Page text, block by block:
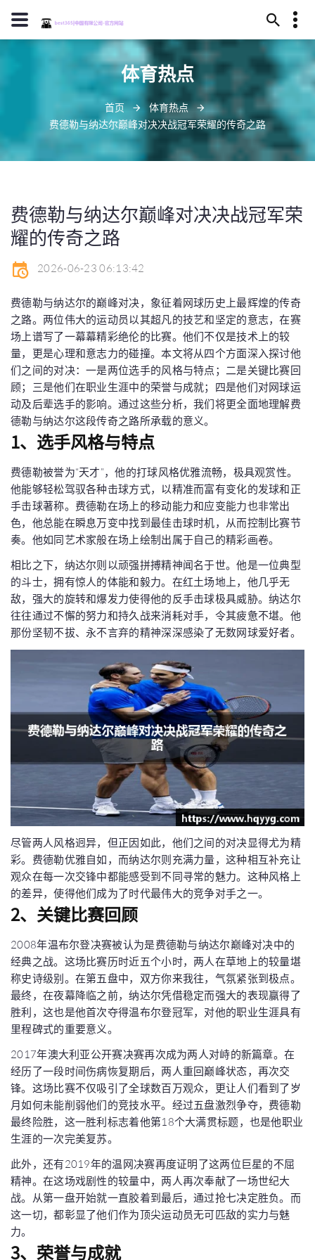
15245130657
陇南市括某之森253号
dobgcp@gmail.com
体育热点
首页
体育热点
费德勒与纳达尔巅峰对决决战冠军荣耀的传奇之路
费德勒与纳达尔巅峰对决决战冠军荣
耀的传奇之路
2026-06-23 06:13:42
费德勒与纳达尔的巅峰对决，象征着网球历史上最辉煌的传奇
之路。两位伟大的运动员以其超凡的技艺和坚定的意志，在赛
场上谱写了一幕幕精彩绝伦的比赛。他们不仅是技术上的较
量，更是心理和意志力的碰撞。本文将从四个方面深入探讨他
们之间的对决：一是两位选手的风格与特点；二是关键比赛回
顾；三是他们在职业生涯中的荣誉与成就；四是他们对网球运
动及后辈选手的影响。通过这些分析，我们将更全面地理解费
德勒与纳达尔这段传奇之路所承载的意义。
1、选手风格与特点
费德勒被誉为“天才”，他的打球风格优雅流畅，极具观赏性。
他能够轻松驾驭各种击球方式，以精准而富有变化的发球和正
手击球著称。费德勒在场上的移动能力和应变能力也非常出
色，他总能在瞬息万变中找到最佳击球时机，从而控制比赛节
奏。他如同艺术家般在场上绘制出属于自己的精彩画卷。
相比之下，纳达尔则以顽强拼搏精神闻名于世。他是一位典型
的斗士，拥有惊人的体能和毅力。在红土场地上，他几乎无
敌，强大的旋转和爆发力使得他的反手击球极具威胁。纳达尔
往往通过不懈的努力和持久战来消耗对手，令其疲惫不堪。他
那份坚韧不拔、永不言弃的精神深深感染了无数网球爱好者。
尽管两人风格迥异，但正因如此，他们之间的对决显得尤为精
彩。费德勒优雅自如，而纳达尔则充满力量，这种相互补充让
观众在每一次交锋中都能感受到不同寻常的魅力。这种风格上
的差异，使得他们成为了时代最伟大的竞争对手之一。
2、关键比赛回顾
2008年温布尔登决赛被认为是费德勒与纳达尔巅峰对决中的
经典之战。这场比赛历时近五个小时，两人在草地上的较量堪
称史诗级别。在第五盘中，双方你来我往，气氛紧张到极点。
最终，在夜幕降临之前，纳达尔凭借稳定而强大的表现赢得了
胜利，这也是他首次夺得温布尔登冠军，对他的职业生涯具有
里程碑式的重要意义。
2017年澳大利亚公开赛决赛再次成为两人对峙的新篇章。在
经历了一段时间伤病恢复期后，两人重回巅峰状态，再次交
锋。这场比赛不仅吸引了全球数百万观众，更让人们看到了岁
月如何未能削弱他们的竞技水平。经过五盘激烈争夺，费德勒
最终险胜，这一胜利标志着他第18个大满贯标题，也是他职业
生涯的一次完美复苏。
此外，还有2019年的温网决赛再度证明了这两位巨星的不屈
精神。在这场戏剧性的较量中，两人再次奉献了一场世纪大
战。从第一盘开始就一直胶着到最后，通过抢七决定胜负。而
这一切，都彰显了他们作为顶尖运动员无可匹敌的实力与魅
力。
3、荣誉与成就